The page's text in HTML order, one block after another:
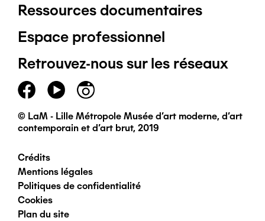
Pied
de
page
principal
Ressources documentaires
Espace professionnel
Retrouvez-nous sur les réseaux
© LaM - Lille Métropole Musée d'art moderne, d'art
contemporain et d'art brut, 2019
Pied
de
Crédits
Mentions légales
Politiques de confidentialité
Cookies
Plan du site